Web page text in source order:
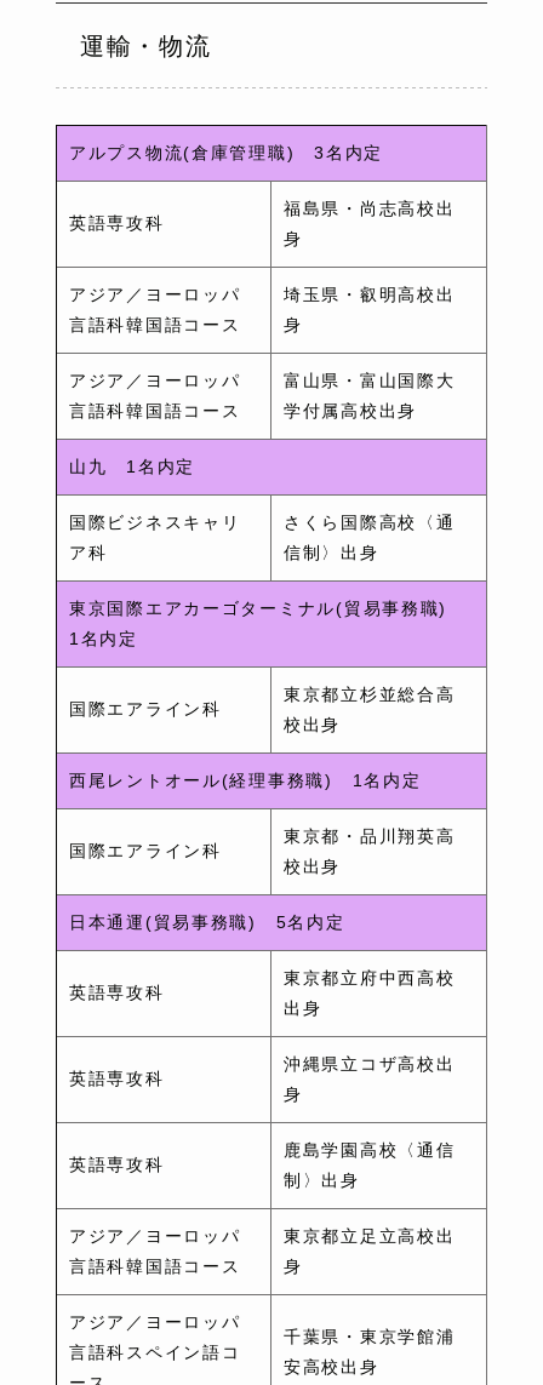
運輸・物流
アルプス物流(倉庫管理職) 3名内定
英語専攻科
福島県・尚志高校出
身
アジア／ヨーロッパ
言語科韓国語コース
埼玉県・叡明高校出
身
アジア／ヨーロッパ
言語科韓国語コース
富山県・富山国際大
学付属高校出身
山九 1名内定
国際ビジネスキャリ
ア科
さくら国際高校〈通
信制〉出身
東京国際エアカーゴターミナル(貿易事務職)
1名内定
国際エアライン科
東京都立杉並総合高
校出身
西尾レントオール(経理事務職) 1名内定
国際エアライン科
東京都・品川翔英高
校出身
日本通運(貿易事務職) 5名内定
英語専攻科
東京都立府中西高校
出身
英語専攻科
沖縄県立コザ高校出
身
英語専攻科
鹿島学園高校〈通信
制〉出身
アジア／ヨーロッパ
言語科韓国語コース
東京都立足立高校出
身
アジア／ヨーロッパ
言語科スペイン語コ
千葉県・東京学館浦
安高校出身